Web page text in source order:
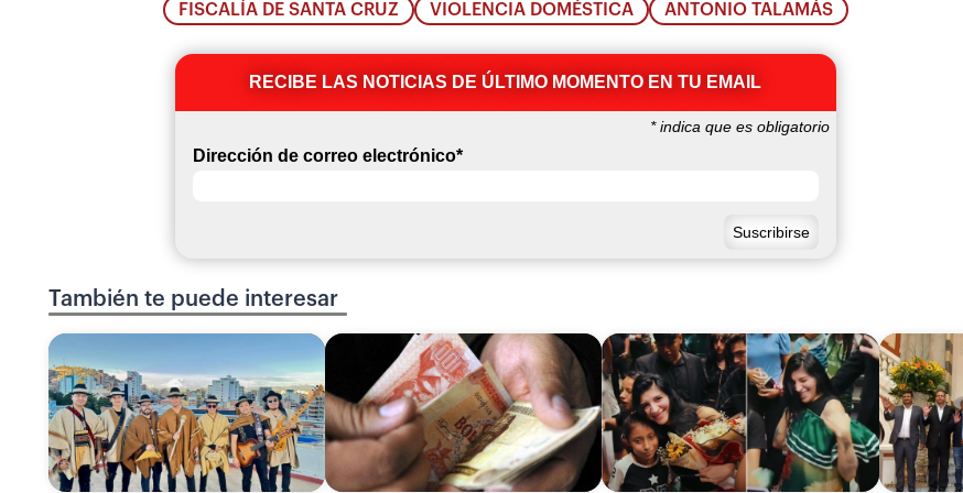
FISCALÍA DE SANTA CRUZ VIOLENCIA DOMÉSTICA ANTONIO TALAMÁS
RECIBE LAS NOTICIAS DE ÚLTIMO MOMENTO EN TU EMAIL
*indica que es obligatorio
Dirección de correo electrónico*
También te puede interesar